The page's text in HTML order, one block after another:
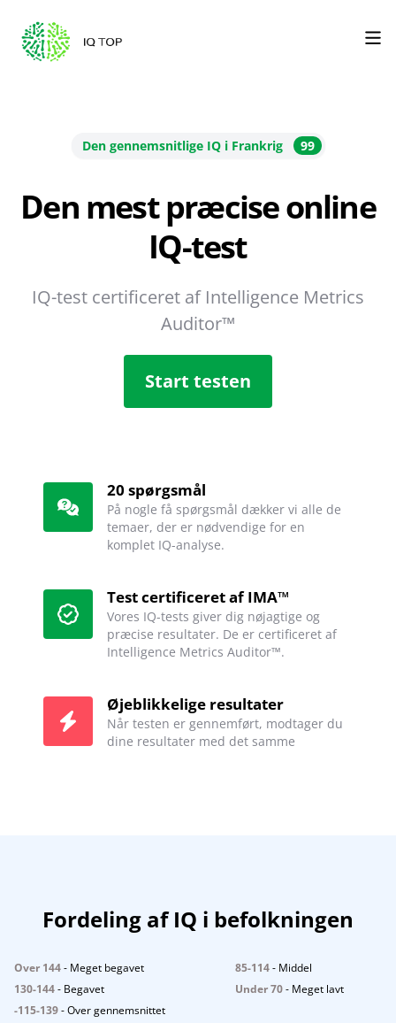
Den gennemsnitlige IQ i Frankrig 99
Den mest præcise online
IQ-test
IQ-test certificeret af Intelligence Metrics
Auditor™
Start testen
20 spørgsmål
På nogle få spørgsmål dækker vi alle de
temaer, der er nødvendige for en
komplet IQ-analyse.
Test certificeret af IMA™
Vores IQ-tests giver dig nøjagtige og
præcise resultater. De er certificeret af
Intelligence Metrics Auditor™.
Øjeblikkelige resultater
Når testen er gennemført, modtager du
dine resultater med det samme
Fordeling af IQ i befolkningen
Over 144- Meget begavet
130-144- Begavet
-115-139- Over gennemsnittet
85-114- Middel
Under 70- Meget lavt